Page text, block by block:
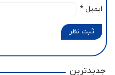
ایمیل *
ثبت نظر
جدیدترین